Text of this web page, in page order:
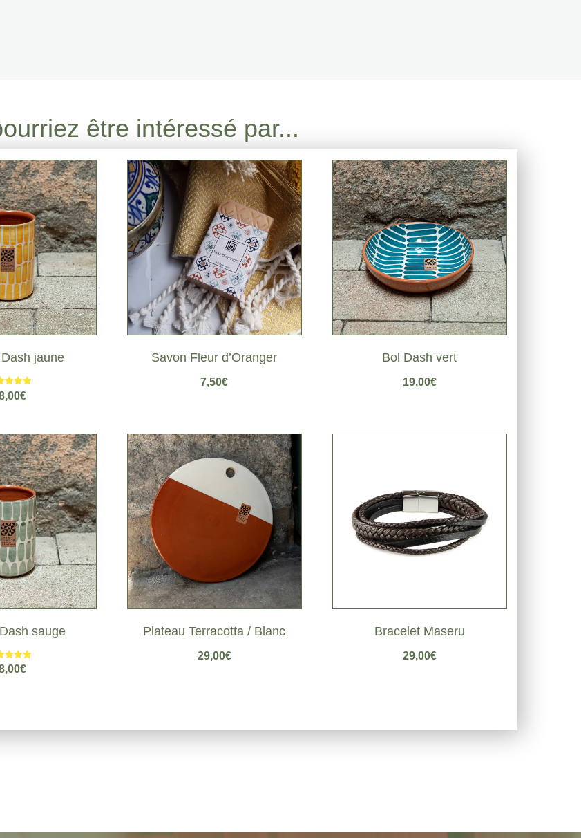
être intéressé par...
jaune
Note
5.00 €
Savon Fleur d’Oranger
7,50€
Bol Dash vert
19,00€
sauge
Note
5.00 €
Plateau Terracotta / Blanc
29,00€
Bracelet Maseru
29,00€